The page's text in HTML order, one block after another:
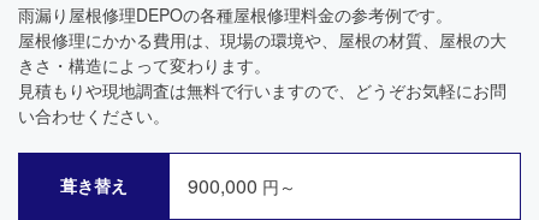
雨漏り屋根修理DEPOの各種屋根修理料金の参考例です。
屋根修理にかかる費用は、現場の環境や、屋根の材質、屋根の大
きさ・構造によって変わります。
見積もりや現地調査は無料で行いますので、どうぞお気軽にお問
い合わせください。
葺き替え 900,000 円～